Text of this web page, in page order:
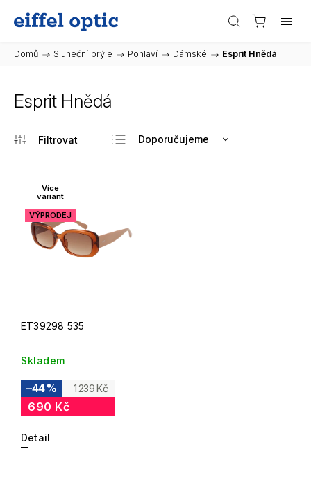
Domů / Sluneční brýle / Pohlaví / Dámské / Esprit Hnědá
Esprit Hnědá
Doporučujeme
Více
variant
VÝPRODEJ
ET39298 535
Skladem
1 239 Kč
–44 %
690 Kč
Detail